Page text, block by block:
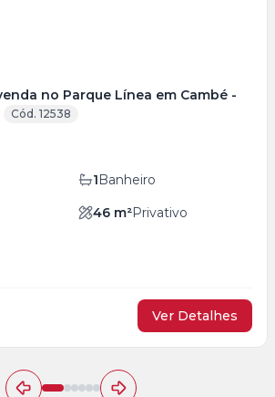
no Parque Línea em Cambé -
Cód. 12538
1Banheiro
46 m²Privativo
Ver Detalhes